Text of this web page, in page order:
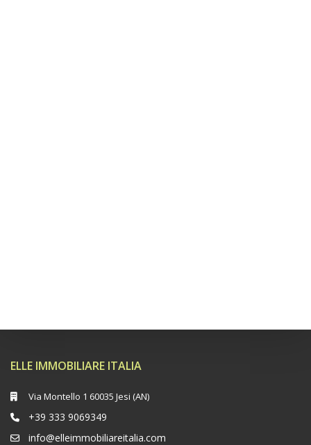
ELLE IMMOBILIARE ITALIA
Via Montello 1 60035 Jesi (AN)
+39 333 9069349
info@elleimmobiliareitalia.com